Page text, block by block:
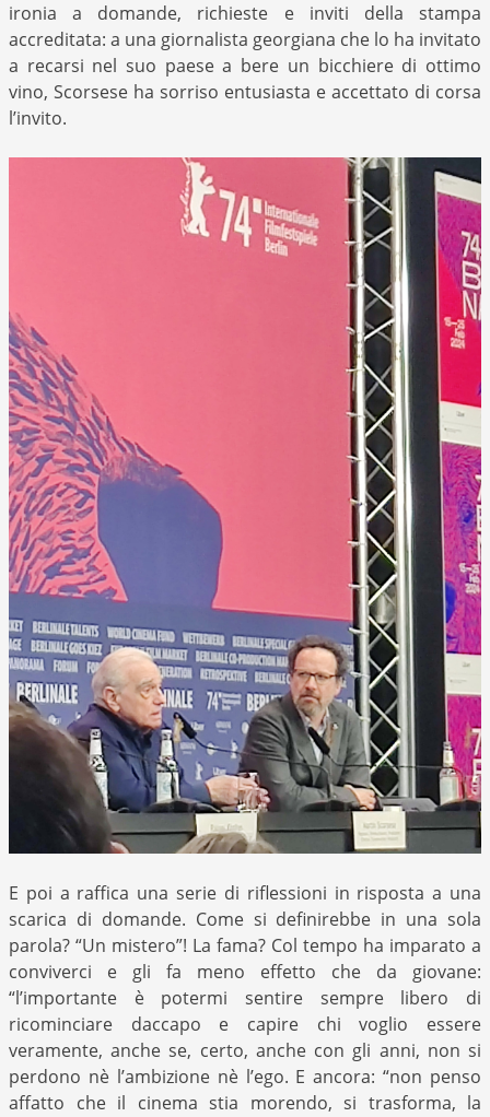
ironia a domande, richieste e inviti della stampa
accreditata: a una giornalista georgiana che lo ha invitato
a recarsi nel suo paese a bere un bicchiere di ottimo
vino, Scorsese ha sorriso entusiasta e accettato di corsa
l’invito.
E poi a raffica una serie di riflessioni in risposta a una
scarica di domande. Come si definirebbe in una sola
parola? “Un mistero”! La fama? Col tempo ha imparato a
conviverci e gli fa meno effetto che da giovane:
“l’importante è potermi sentire sempre libero di
ricominciare daccapo e capire chi voglio essere
veramente, anche se, certo, anche con gli anni, non si
perdono nè l’ambizione nè l’ego. E ancora: “non penso
affatto che il cinema stia morendo, si trasforma, la